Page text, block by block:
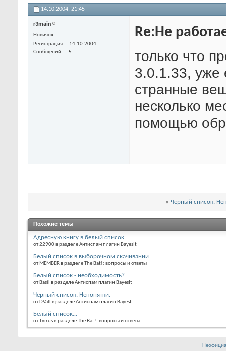
14.10.2004, 21:45
r3main
Новичок
Регистрация
14.10.2004
Сообщений
5
Re:Не
только что
3.0.1.33, уже
странные
несколько
помощью
« Черный список.
Похожие темы
Адресную книгу в белый список
от 22900 в разделе Антиспам плагин BayesIt
Белый список в выборочном скачивании
от MEMBER в разделе The Bat!: вопросы и ответы
Белый список - необходимость?
от Basil в разделе Антиспам плагин BayesIt
Черный список. Непонятки.
от DVall в разделе Антиспам плагин BayesIt
Белый список…
от Tvirus в разделе The Bat!: вопросы и ответы